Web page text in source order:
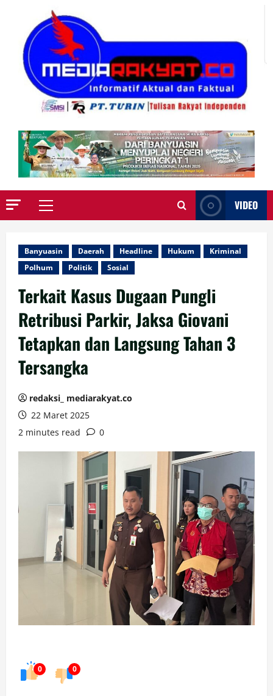
Primary
VIDEO
Banyuasin Daerah Headline Hukum
Kriminal
Polhum
Politik Sosial
Terkait Kasus Dugaan Pungli
Retribusi Parkir, Jaksa Giovani
Tetapkan dan Langsung Tahan 3
Tersangka
redaksi_ mediarakyat.co
22 Maret 2025
2 minutes read
0
0 0